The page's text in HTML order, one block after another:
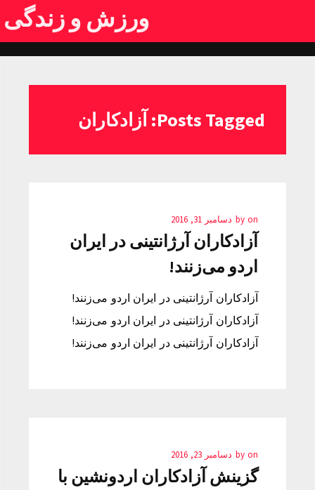
ورزش و زندگی
Posts Tagged: آزادکاران
by on دسامبر 31, 2016
آزادکاران آرژانتینی در ایران
اردو می‌زنند!
آزادکاران آرژانتینی در ایران اردو می‌زنند!
آزادکاران آرژانتینی در ایران اردو می‌زنند!
آزادکاران آرژانتینی در ایران اردو می‌زنند!
by on دسامبر 23, 2016
گزینش آزادکاران اردونشین با